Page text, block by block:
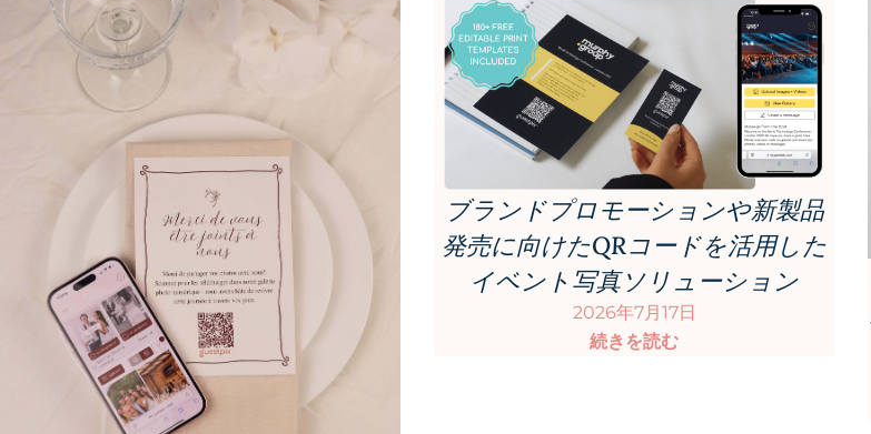
ブランドプロモーションや新製品
発売に向けたQRコードを活用した
イベント写真ソリューション
2026年7月17日
続きを読む